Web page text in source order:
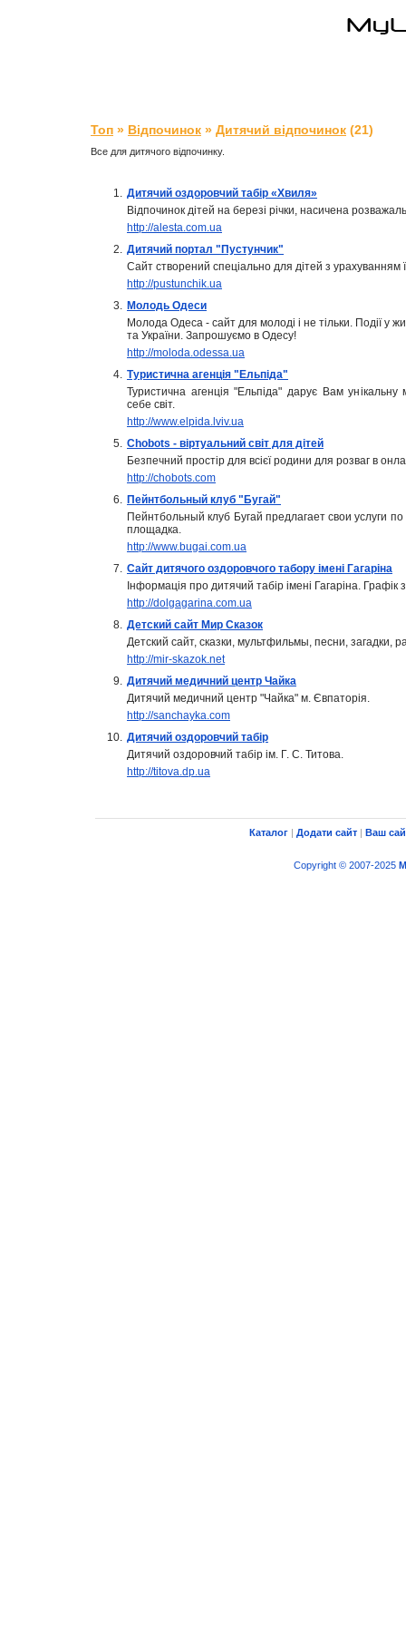
Топ » Відпочинок » Дитячий відпочинок (21)
Все для дитячого відпочинку.
1. Дитячий оздоровчий табір «Хвиля»
Відпочинок дітей на березі річки, насичена
http://alesta.com.ua
2. Дитячий портал "Пустунчик"
Сайт створений спеціально для дітей з урахуванням
http://pustunchik.ua
3. Молодь Одеси
Молода Одеса - сайт для молоді і не тільки. Події у
та України. Запрошуємо в Одесу!
http://moloda.odessa.ua
4. Туристична агенція "Ельпіда"
Туристична агенція "Ельпіда" дарує Вам
себе світ.
http://www.elpida.lviv.ua
5. Chobots - віртуальний світ для дітей
Безпечний простір для всієї родини для розваг в
http://chobots.com
6. Пейнтбольный клуб "Бугай"
Пейнтбольный клуб Бугай предлагает свои услуги
площадка.
http://www.bugai.com.ua
7. Сайт дитячого оздоровчого табору імені Гагаріна
Інформація про дитячий табір імені Гагаріна. Графік
http://dolgagarina.com.ua
8. Детский сайт Мир Сказок
Детский сайт, сказки, мультфильмы, песни, загадки,
http://mir-skazok.net
9. Дитячий медичний центр Чайка
Дитячий медичний центр "Чайка" м. Євпаторія.
http://sanchayka.com
10. Дитячий оздоровчий табір
Дитячий оздоровчий табір ім. Г. С. Титова.
http://titova.dp.ua
Каталог | Додати сайт | Ваш
Copyright © 2007-2025